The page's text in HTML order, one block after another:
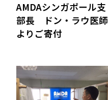
AMDAシンガポール支
部長 ドン・ラウ医師
よりご寄付